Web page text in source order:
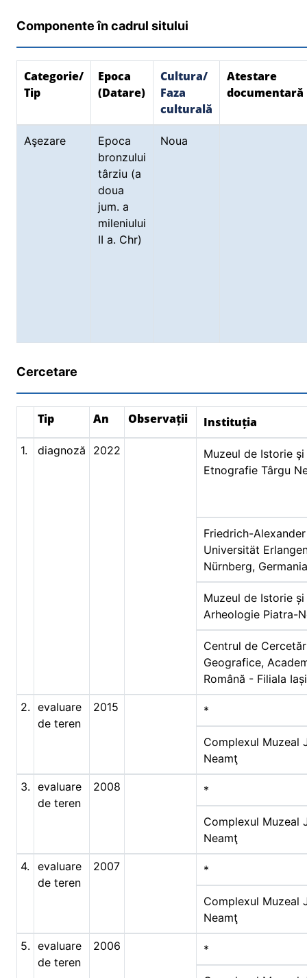
Componente în cadrul sitului
Categorie/
Tip
Epoca
(Datare)
Cultura/
Faza
culturală
Atestare
documentară
Aşezare
Epoca
bronzului
târziu (a
doua
jum. a
mileniului
II a. Chr)
Noua
Cercetare
Tip An Observații Instituția
1. diagnoză 2022
Muzeul de Istorie şi
Etnografie Târgu
Friedrich-Alexander
Universität
Nürnberg, Germania
Muzeul de Istorie și
Arheologie Piatra-
Centrul de
Geografice,
Română - Filiala Iași
2. evaluare
de teren
2015 *
Complexul Muzeal
Neamţ
3. evaluare
de teren
2008 *
Complexul Muzeal
Neamţ
4.
evaluare
de teren
2007 *
Complexul Muzeal
Neamţ
5. evaluare
de teren
2006 *